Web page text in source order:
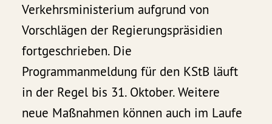
Verkehrsministerium aufgrund von
Vorschlägen der Regierungspräsidien
fortgeschrieben. Die
Programmanmeldung für den KStB läuft
in der Regel bis 31. Oktober. Weitere
neue Maßnahmen können auch im Laufe